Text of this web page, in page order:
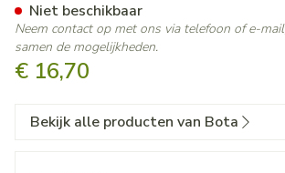
€ 16,70
Niet beschikbaar
Neem contact op met ons via telefoon of e-
samen de mogelijkheden.
Bekijk alle producten van Bota